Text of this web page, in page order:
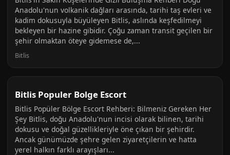
Anadolu'nun volkanik dağları arasında, tarihi taş evleri ve
kadim dokusuyla büyüleyen Bitlis, aslında keşfedilmeyi
bekleyen bir hazine gibidir. Çoğu zaman transit geçilen bir
şehir olmaktan öteye gidemese de,...
Bitlis
Bitlis Populer Bolge Escort
Bitlis Popüler Bölge Escort Rehberi: Bilmeniz Gereken Her
Şey Bitlis, doğu Anadolu'nun incisi olarak bilinen, tarihi
dokusu ve doğal güzellikleriyle öne çıkan bir şehirdir.
Ancak günümüzde şehre gelen ziyaretçilerin ve hatta
yerel halkın farklı arayışları...